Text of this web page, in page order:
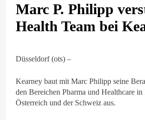
Marc P. Philipp
Health Team bei
Düsseldorf (ots) –
Kearney baut mit Marc Philipp seine
den Bereichen Pharma und Healthcare in
Österreich und der Schweiz aus.